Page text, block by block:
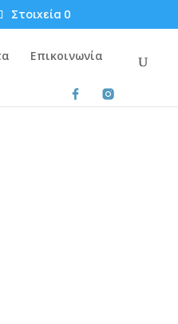
Στοιχεία 0
Επικοινωνία